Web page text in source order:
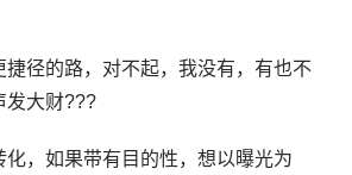
捷径的路，对不起，我没有，有也不
发大财???
化，如果带有目的性，想以曝光为